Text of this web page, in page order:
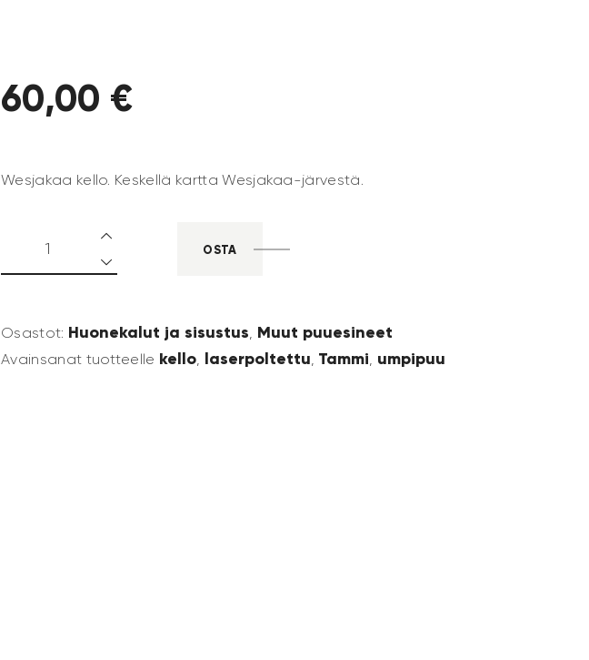
60,00 €
Wesjakaa kello. Keskellä kartta Wesjakaa-järvestä.
OSTA
Osastot: Huonekalut ja sisustus, Muut puuesineet
Avainsanat tuotteelle kello, laserpoltettu, Tammi, umpipuu